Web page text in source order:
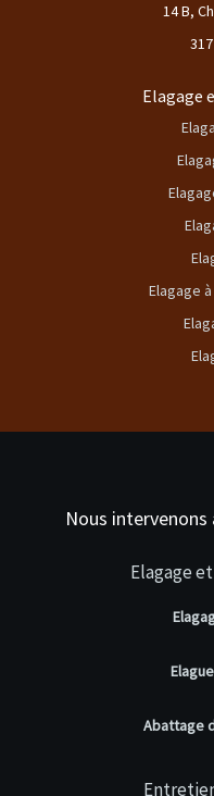
14 B,
Elagage
Elagage
Nous intervenons
Elagage
Abattage